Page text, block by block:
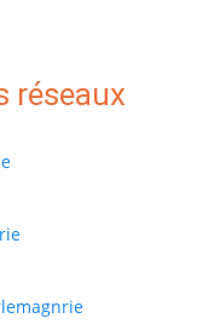
réseaux